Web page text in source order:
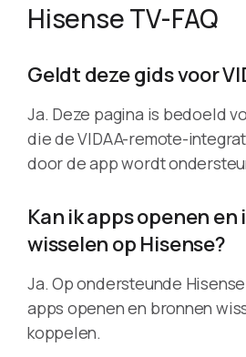
Hisense TV-FAQ
Geldt deze gids voor
Ja. Deze pagina is bedoeld
die de VIDAA-remote-
door de app wordt
Kan ik apps openen
wisselen op Hisense?
Ja. Op ondersteunde
apps openen en bronnen
koppelen.